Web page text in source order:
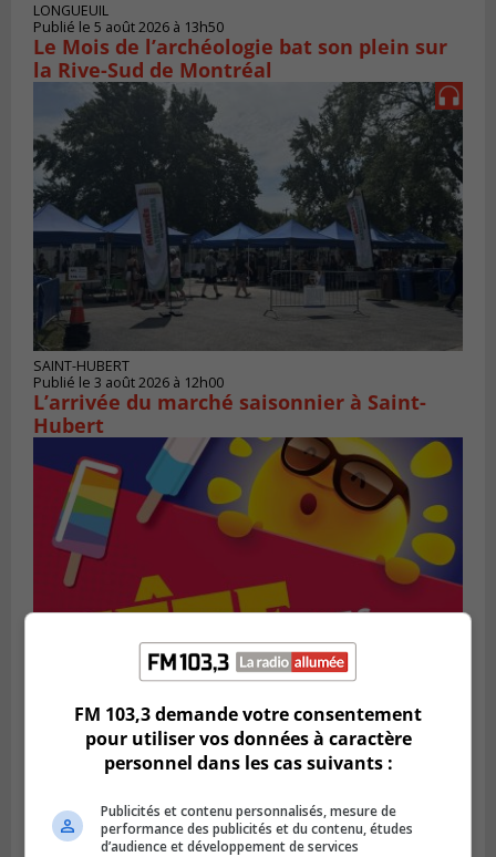
LONGUEUIL
Publié le 5 août 2026 à 13h50
Le Mois de l’archéologie bat son plein sur
la Rive-Sud de Montréal
SAINT-HUBERT
Publié le 3 août 2026 à 12h00
L’arrivée du marché saisonnier à Saint-
Hubert
SAINT-BRUNO-DE-MONTARVILLE
Publié le 2 août 2026 à 08h06
La Fête des parcs est de retour à Saint-
FM 103,3 demande votre consentement
pour utiliser vos données à caractère
personnel dans les cas suivants :
Publicités et contenu personnalisés, mesure de
performance des publicités et du contenu, études
d’audience et développement de services